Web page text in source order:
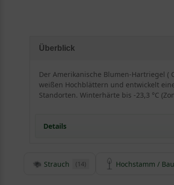
Überblick
Der Amerikanische Blumen-Hartriegel
weißen Hochblättern und entwickelt
Standorten. Winterhärte bis -23,3 °C
Details
Herkunft und Besonderheiten des
Strauch (14) Hochstamm /